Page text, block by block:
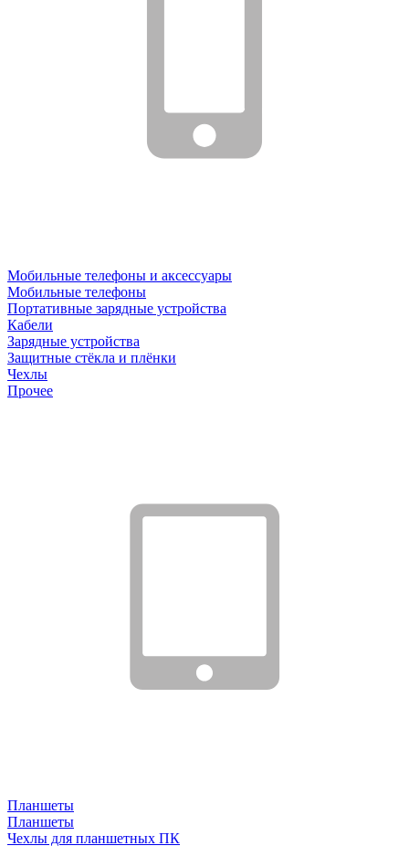
Мобильные телефоны и аксессуары
Мобильные телефоны
Портативные зарядные устройства
Кабели
Зарядные устройства
Защитные стёкла и плёнки
Чехлы
Прочее
Планшеты
Планшеты
Чехлы для планшетных ПК